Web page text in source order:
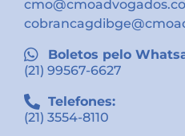
Boletos pelo
(21) 99567-6627
Telefones:
(21) 3554-8110